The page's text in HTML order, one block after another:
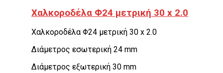
Χαλκοροδέλα Φ24 μετρική 30 x 2.0
Χαλκοροδέλα Φ24 μετρική 30 x 2.0
Διάμετρος εσωτερική 24 mm
Διάμετρος εξωτερική 30 mm